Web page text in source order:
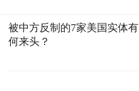
被中方反制的7家美国实体有
何来头？